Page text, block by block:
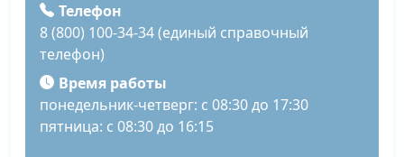
Телефон
8 (800) 100-34-34 (единый справочный
телефон)
Время работы
понедельник-четверг: с 08:30 до 17:30
пятница: с 08:30 до 16:15